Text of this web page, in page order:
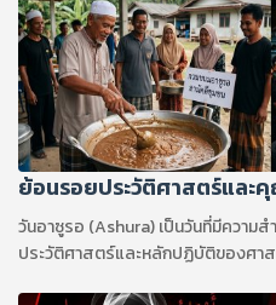
ย้อนรอยประวัติศาสตร์และ
วันอาซูรอ (Ashura) เป็นวันที่มีความ
ประวัติศาสตร์และหลักปฏิบัติของศา